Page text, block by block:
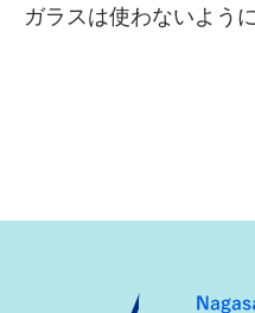
ガラスは使わないよう